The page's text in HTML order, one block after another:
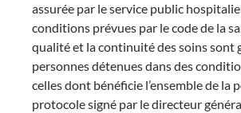
assurée par le service public
conditions prévues par le code de la
qualité et la continuité des soins sont
personnes détenues dans des
celles dont bénéficie l’ensemble de la
protocole signé par le directeur